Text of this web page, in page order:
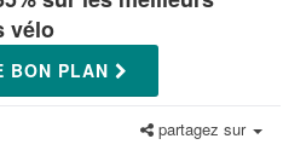
vélo
BON PLAN
partagez sur